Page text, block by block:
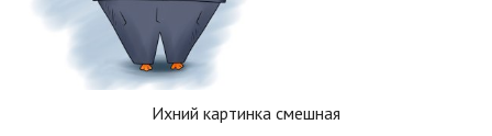
Ихний картинка смешная